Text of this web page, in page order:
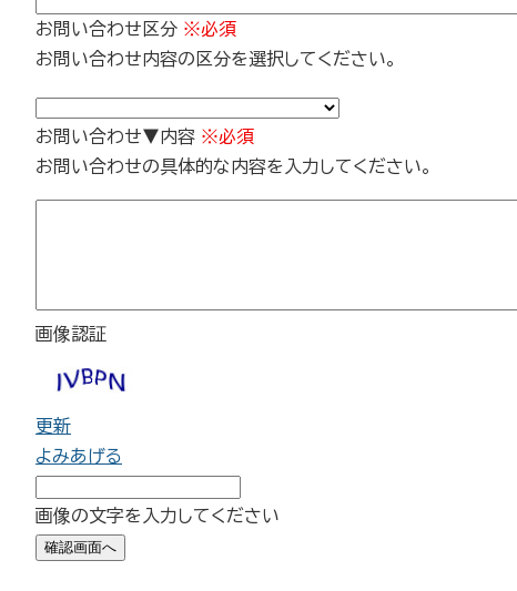
お問い合わせ区分 ※必須
お問い合わせ内容の区分を選択してください。
お問い合わせ▼内容 ※必須
お問い合わせの具体的な内容を入力してください。
画像認証
更新
よみあげる
画像の文字を入力してください